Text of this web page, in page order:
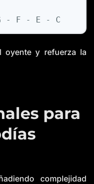
- F - E - C
oyente y refuerza la
para
complejidad